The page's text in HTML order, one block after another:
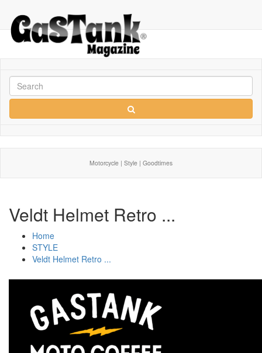
Motorcycle | Style | Goodtimes
Veldt Helmet Retro ...
Home
STYLE
Veldt Helmet Retro ...